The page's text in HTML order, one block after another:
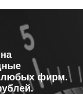
фирм.